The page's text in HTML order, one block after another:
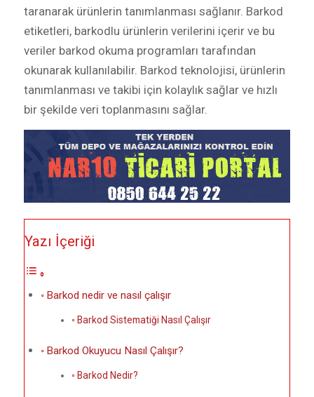
taranarak ürünlerin tanımlanması sağlanır. Barkod
etiketleri, barkodlu ürünlerin verilerini içerir ve bu
veriler barkod okuma programları tarafından
okunarak kullanılabilir. Barkod teknolojisi, ürünlerin
tanımlanması ve takibi için kolaylık sağlar ve hızlı
bir şekilde veri toplanmasını sağlar.
Yazı İçeriği
Barkod nedir ve nasıl çalışır
Barkod Sistematiği Nasıl Çalışır
Barkod Okuyucu Nasıl Çalışır?
Barkod Nedir?